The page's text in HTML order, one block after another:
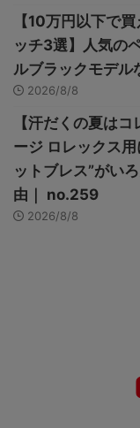
【10万円以下で
ッチ3選】人気の
ルブラックモデル
2026/8/8
【汗だくの夏は
ージ ロレックス
ットブレス”がい
由｜ no.259
2026/8/8